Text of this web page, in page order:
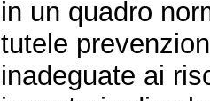
in un quadro
tutele
inadeguate ai